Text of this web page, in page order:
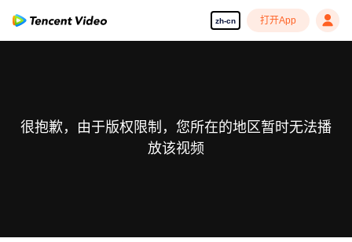
zh-cn 打开App
很抱歉，由于版权限制，您所在的地区暂时无法播
放该视频